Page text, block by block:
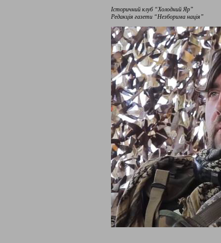
Історичний клуб “Холодний Яр”
Редакція газети “Незборима нація”